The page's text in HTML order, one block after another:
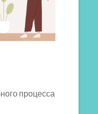
процесса